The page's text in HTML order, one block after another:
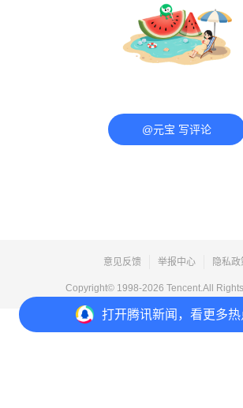
打开腾讯新闻，看更多
@元宝 写评论
意见反馈 举报中心 隐私政
Copyright© 1998-2026 Tencent.All